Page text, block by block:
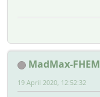
MadMax-FHEM
19 April 2020, 12:52:32